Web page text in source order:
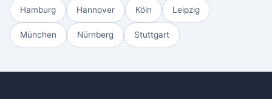
Hamburg Hannover Köln Leipzig
München Nürnberg Stuttgart